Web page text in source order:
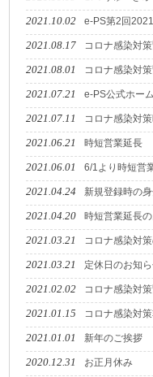
2021.10.02 e-PS第2回
2021.08.17 コロナ感染対
2021.08.01 コロナ感染対
2021.07.21 e-PS公式ホー
2021.07.11 コロナ感染対
2021.06.21 時短営業延長
2021.06.01 6/1より時短営
2021.04.24 新規登録時の
2021.04.20 時短営業延長
2021.03.21 コロナ感染対
2021.03.21 定休日のお知
2021.02.02 コロナ感染対
2021.01.15 コロナ感染対
2021.01.01 新年のご挨拶
2020.12.31 お正月休み